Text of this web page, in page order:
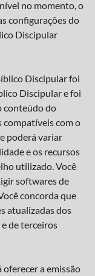
no momento, o
configurações do
Discipular
Discipular foi
Discipular e foi
conteúdo do
com o
poderá variar
e os recursos
utilizado. Você
softwares de
concorda que
atualizadas dos
de terceiros
a emissão